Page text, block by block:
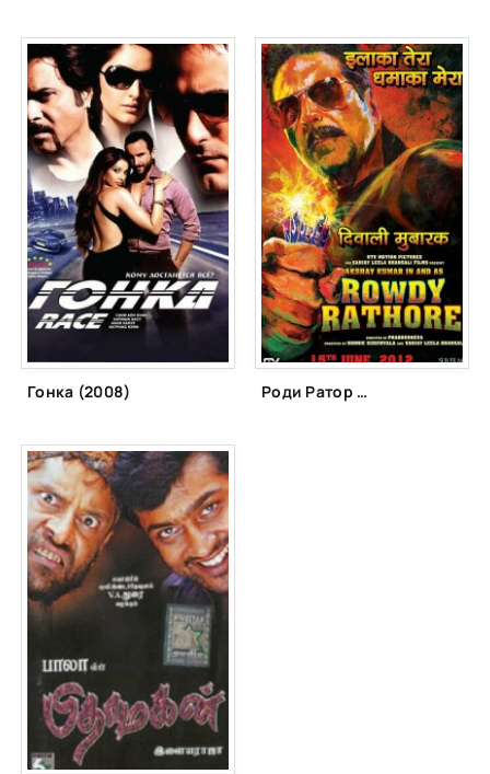
Гонка (2008) Роди Ратор (2012)